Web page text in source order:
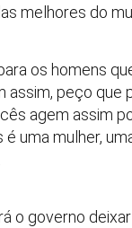
melhores do
os homens
peço que
agem assim
uma mulher,
o governo